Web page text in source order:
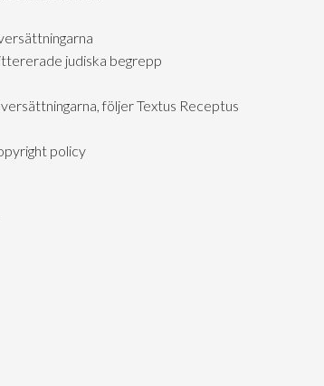
judiska begrepp
följer Textus Receptus
policy